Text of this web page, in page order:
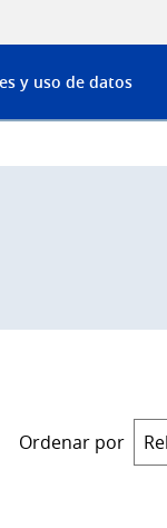
y uso de datos
Ordenar por